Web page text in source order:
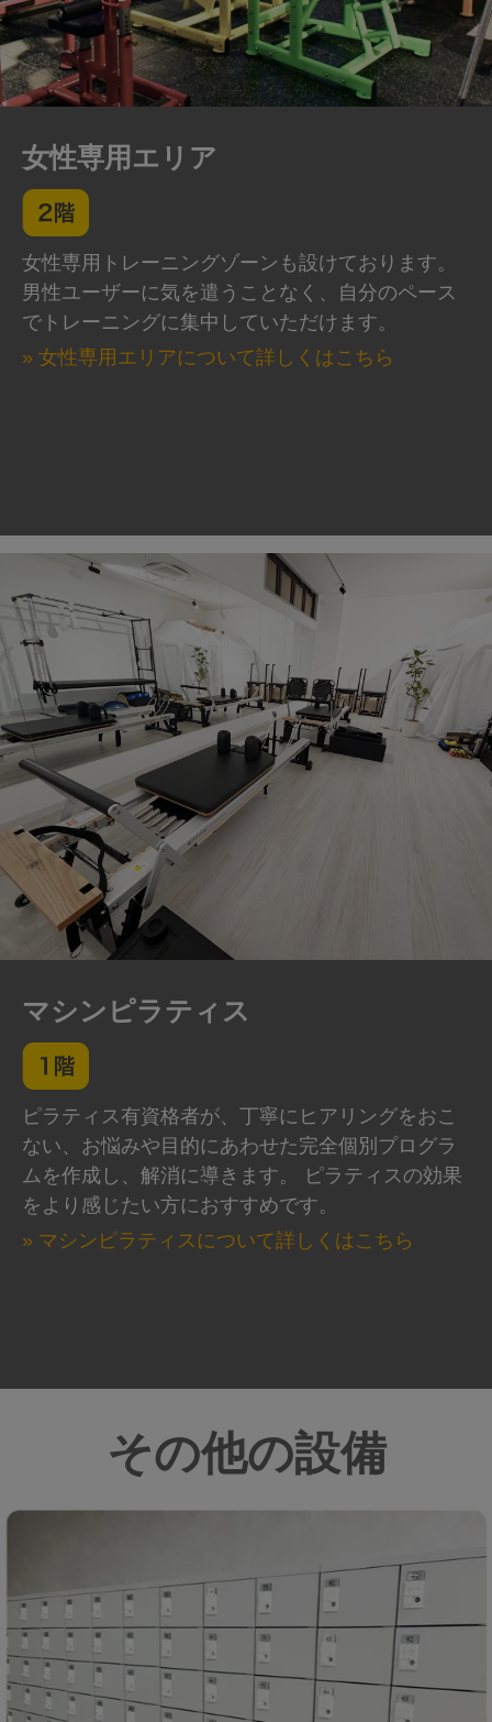
女性専用エリア
女性専用トレーニングゾーンも設けております。
男性ユーザーに気を遣うことなく、自分のペース
でトレーニングに集中していただけます。
» 女性専用エリアについて詳しくはこちら
マシンピラティス
ピラティス有資格者が、丁寧にヒアリングをおこ
ない、お悩みや目的にあわせた完全個別プログラ
ムを作成し、解消に導きます。 ピラティスの効果
をより感じたい方におすすめです。
» マシンピラティスについて詳しくはこちら
その他の設備